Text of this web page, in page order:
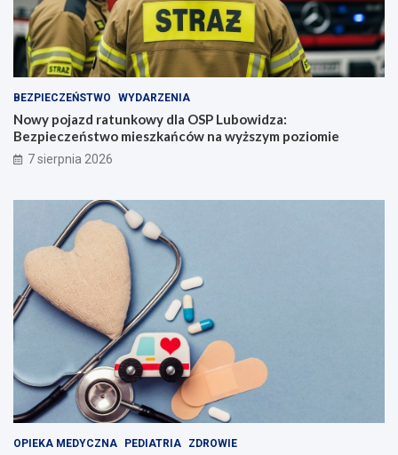
BEZPIECZEŃSTWO WYDARZENIA
Nowy pojazd ratunkowy dla OSP Lubowidza:
Bezpieczeństwo mieszkańców na wyższym poziomie
7 sierpnia 2026
OPIEKA MEDYCZNA PEDIATRIA ZDROWIE